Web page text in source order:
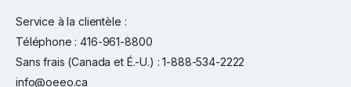
Service à la clientèle :
Téléphone : 416-961-8800
Sans frais (Canada et É.-U.) : 1-888-534-2222
info@oeeo.ca